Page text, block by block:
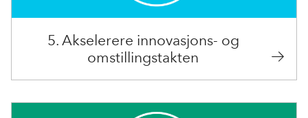
5. Akselerere innovasjons- og
omstillingstakten